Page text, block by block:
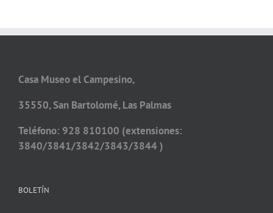
Casa Museo el Campesino,
35550, San Bartolomé, Las Palmas
Teléfono: 928 810100 (extensiones:
3840/3841/3842/3843/3844 )
BOLETÍN